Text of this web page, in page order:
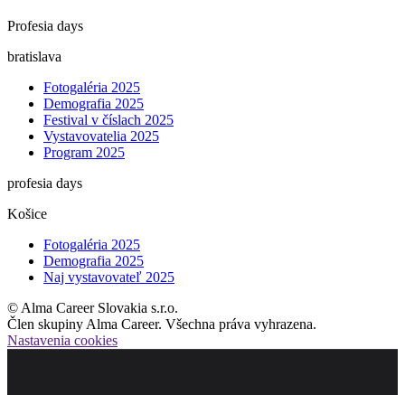
Profesia days
bratislava
Fotogaléria 2025
Demografia 2025
Festival v číslach 2025
Vystavovatelia 2025
Program 2025
profesia days
Košice
Fotogaléria 2025
Demografia 2025
Naj vystavovateľ 2025
© Alma Career Slovakia s.r.o.
Člen skupiny Alma Career. Všechna práva vyhrazena.
Nastavenia cookies